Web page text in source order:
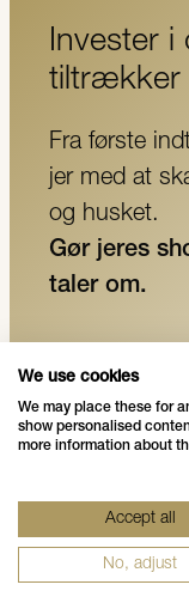
Invester i
tiltrækker
Fra første
jer med at
og husket.
Gør jeres
taler om.
KONTAKT OS
We use cookies
We may place these for
show personalised
more information about
Accept all
No, adjust